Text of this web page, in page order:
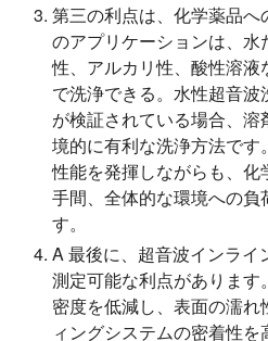
第三の利点は、化学薬品へ
のアプリケーションは、水
性、アルカリ性、酸性溶
で洗浄できる。水性超音
が検証されている場合、
境的に有利な洗浄方法で
性能を発揮しながらも、
手間、全体的な環境への負
す。
A 最後に、超音波インライ
測定可能な利点がありま
密度を低減し、表面の濡
ィングシステムの密着性